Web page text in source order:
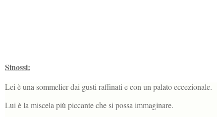
Sinossi:
Lei è una sommelier dai gusti raffinati e con un palato eccezionale.
Lui è la miscela più piccante che si possa immaginare.